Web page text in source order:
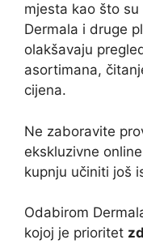
mjesta kao što
Dermala i druge
olakšavaju
asortimana,
cijena.
Ne zaboravite
ekskluzivne
kupnju učiniti još
Odabirom
kojoj je prioritet